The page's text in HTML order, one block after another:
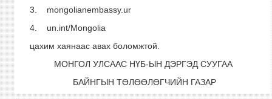
3. mongolianembassy.ur
4. un.int/Mongolia
цахим хаянаас авах боломжтой.
МОНГОЛ УЛСААС НҮБ-ЫН ДЭРГЭД СУУГАА
БАЙНГЫН ТӨЛӨӨЛӨГЧИЙН ГАЗАР